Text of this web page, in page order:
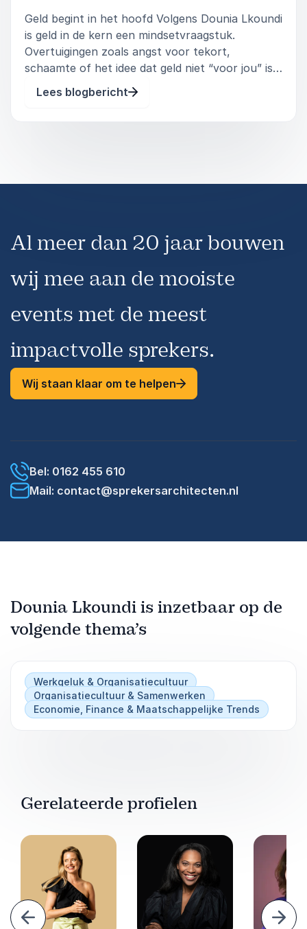
Geld begint in het hoofd Volgens Dounia Lkoundi
is geld in de kern een mindsetvraagstuk.
Overtuigingen zoals angst voor tekort,
schaamte of het idee dat geld niet “voor jou” is,
beïnvloeden dagelijks gedrag en keuzes. In
organisaties leidt dit vaak tot stress, vermijding
Lees blogbericht
Al meer dan 20 jaar bouwen
wij mee aan de mooiste
events met de meest
impactvolle sprekers.
Wij staan klaar om te helpen
Bel: 0162 455 610
Mail: contact@sprekersarchitecten.nl
Dounia Lkoundi is inzetbaar op de
volgende thema’s
Werkgeluk & Organisatiecultuur
Organisatiecultuur & Samenwerken
Economie, Finance & Maatschappelijke Trends
Gerelateerde profielen